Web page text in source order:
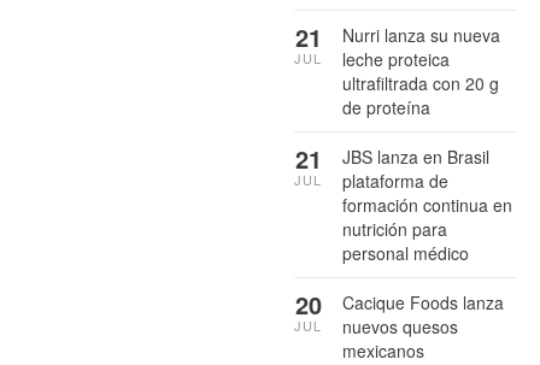
Nurri lanza su nueva
leche proteica
ultrafiltrada con 20 g
de proteína
21
JUL
JBS lanza en Brasil
plataforma de
formación continua en
nutrición para
personal médico
21
JUL
Cacique Foods lanza
nuevos quesos
mexicanos
20
JUL